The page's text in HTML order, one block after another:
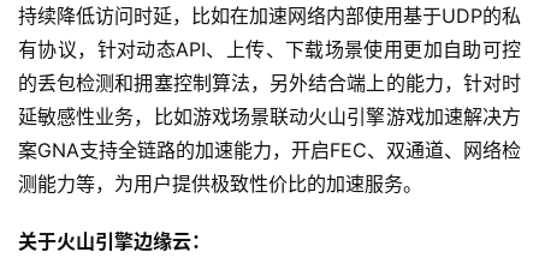
持续降低访问时延，比如在加速网络内部使用基于UDP的私
有协议，针对动态API、上传、下载场景使用更加自助可控
的丢包检测和拥塞控制算法，另外结合端上的能力，针对时
延敏感性业务，比如游戏场景联动火山引擎游戏加速解决方
案GNA支持全链路的加速能力，开启FEC、双通道、网络检
测能力等，为用户提供极致性价比的加速服务。
关于火山引擎边缘云：